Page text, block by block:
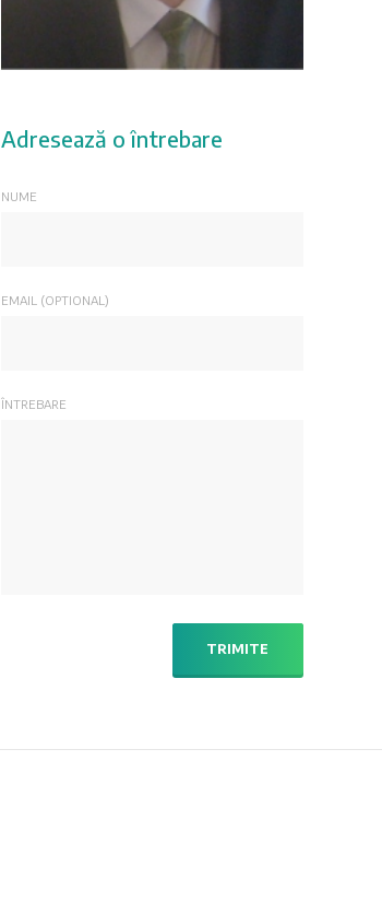
Adresează o întrebare
NUME
EMAIL (OPTIONAL)
ÎNTREBARE
TRIMITE